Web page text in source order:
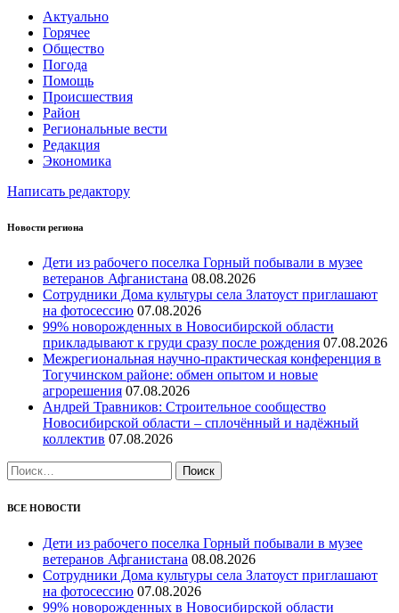
Актуально
Горячее
Общество
Погода
Помощь
Происшествия
Район
Региональные вести
Редакция
Экономика
Написать редактору
Новости региона
Дети из рабочего поселка Горный побывали в музее
ветеранов Афганистана 08.08.2026
Сотрудники Дома культуры села Златоуст приглашают
на фотосессию 07.08.2026
99% новорожденных в Новосибирской области
прикладывают к груди сразу после рождения 07.08.2026
Межрегиональная научно‑практическая конференция в
Тогучинском районе: обмен опытом и новые
агрорешения 07.08.2026
Андрей Травников: Строительное сообщество
Новосибирской области – сплочённый и надёжный
коллектив 07.08.2026
Найти:
ВСЕ НОВОСТИ
Дети из рабочего поселка Горный побывали в музее
ветеранов Афганистана 08.08.2026
Сотрудники Дома культуры села Златоуст приглашают
на фотосессию 07.08.2026
99% новорожденных в Новосибирской области